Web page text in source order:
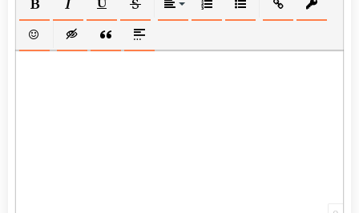
ПОЛУЖИРНЫЙ
КУРСИВПОДЧЕРКНУТЫЙ
ЗАЧЕРКНУТЫЙВЫРАВНИВАНИЕ
НУМЕРОВАННЫЙ СПИСОК
МАРКИРОВАННЫЙ
ВСТАВИТЬ
ВСТАВИТЬ СМАЙЛИК
ВСТАВКА СКРЫТОГО ТЕКСТА
ВСТАВКА ЦИТАТЫ
ВСТАВКА СПОЙЛЕРА